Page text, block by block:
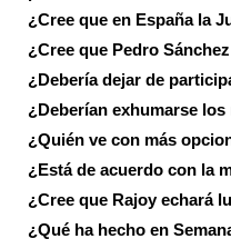
¿Cree que en España la
¿Cree que Pedro
¿Debería dejar de
¿Deberían exhumarse
¿Quién ve con más
¿Está de acuerdo con la
¿Cree que Rajoy echará
¿Qué ha hecho en